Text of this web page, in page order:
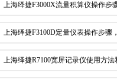
上海绎捷F3000X流量积算仪操作步
上海绎捷F3100D定量仪表操作步骤
上海绎捷R7100宽屏记录仪使用方